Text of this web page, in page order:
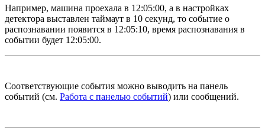
Например, машина проехала в 12:05:00, а в настройках
детектора выставлен таймаут в 10 секунд, то событие о
распознавании появится в 12:05:10, время распознавания в
событии будет 12:05:00.
Соответствующие события можно выводить на панель
событий (см. Работа с панелью событий) или сообщений.